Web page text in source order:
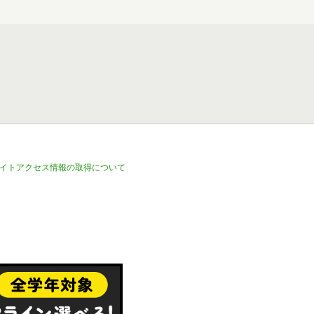
トアクセス情報の取得について